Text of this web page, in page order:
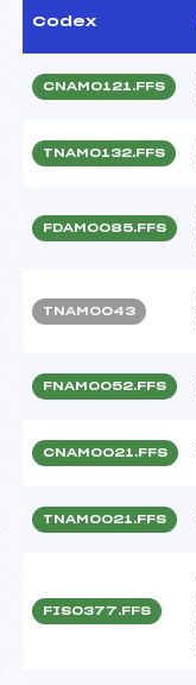
Codex
CNAM0121.FFS
TNAM0132.FFS
FDAM0085.FFS
TNAM0043
FNAM0052.FFS
CNAM0021.FFS
TNAM0021.FFS
FIS0377.FFS